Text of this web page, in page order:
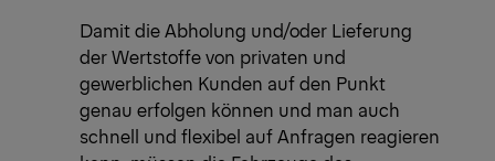
Damit die Abholung und/oder Lieferung
der Wertstoffe von privaten und
gewerblichen Kunden auf den Punkt
genau erfolgen können und man auch
schnell und flexibel auf Anfragen reagieren